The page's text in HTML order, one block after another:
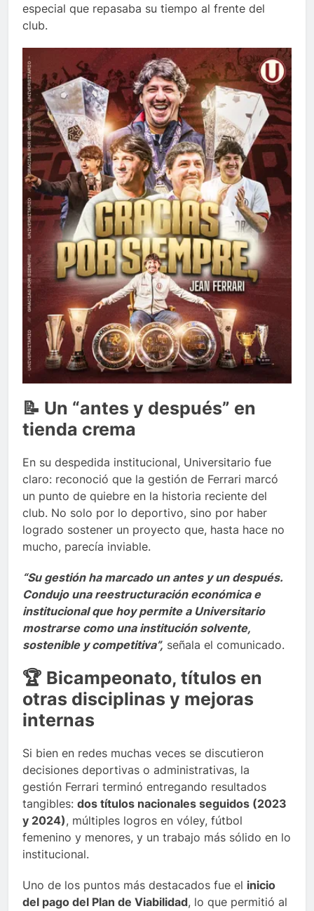
especial que repasaba su tiempo al frente del
club.
📝 Un “antes y después” en
tienda crema
En su despedida institucional, Universitario fue
claro: reconoció que la gestión de Ferrari marcó
un punto de quiebre en la historia reciente del
club. No solo por lo deportivo, sino por haber
logrado sostener un proyecto que, hasta hace no
mucho, parecía inviable.
“Su gestión ha marcado un antes y un después.
Condujo una reestructuración económica e
institucional que hoy permite a Universitario
mostrarse como una institución solvente,
sostenible y competitiva”, señala el comunicado.
🏆 Bicampeonato, títulos en
otras disciplinas y mejoras
internas
Si bien en redes muchas veces se discutieron
decisiones deportivas o administrativas, la
gestión Ferrari terminó entregando resultados
tangibles: dos títulos nacionales seguidos (2023
y 2024), múltiples logros en vóley, fútbol
femenino y menores, y un trabajo más sólido en lo
institucional.
Uno de los puntos más destacados fue el inicio
del pago del Plan de Viabilidad, lo que permitió al